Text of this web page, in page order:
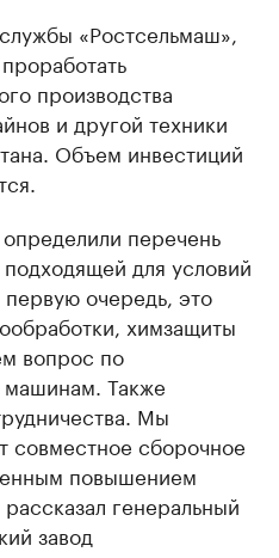
«Ростсельмаш»,
производства
и другой техники
Объем инвестиций
перечень
для условий
первую очередь, это
химзащиты
вопрос по
машинам. Также
Мы
совместное сборочное
повышением
генеральный
завод